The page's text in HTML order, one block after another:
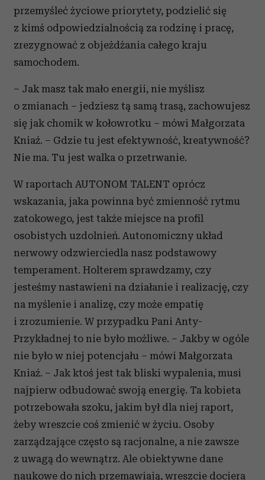
przemyśleć życiowe priorytety, podzielić się
z kimś odpowiedzialnością za rodzinę i pracę,
zrezygnować z objeżdżania całego kraju
samochodem.
– Jak masz tak mało energii, nie myślisz
o zmianach – jedziesz tą samą trasą, zachowujesz
się jak chomik w kołowrotku – mówi Małgorzata
Kniaź. – Gdzie tu jest efektywność, kreatywność?
Nie ma. Tu jest walka o przetrwanie.
W raportach AUTONOM TALENT oprócz
wskazania, jaka powinna być zmienność rytmu
zatokowego, jest także miejsce na profil
osobistych uzdolnień. Autonomiczny układ
nerwowy odzwierciedla nasz podstawowy
temperament. Holterem sprawdzamy, czy
jesteśmy nastawieni na działanie i realizację, czy
na myślenie i analizę, czy może empatię
i zrozumienie. W przypadku Pani Anty-
Przykładnej to nie było możliwe. – Jakby w ogóle
nie było w niej potencjału – mówi Małgorzata
Kniaź. – Jak ktoś jest tak bliski wypalenia, musi
najpierw odbudować swoją energię. Ta kobieta
potrzebowała szoku, jakim był dla niej raport,
żeby wreszcie coś zmienić w życiu. Osoby
zarządzające często są racjonalne, a nie zawsze
z uwagą do wewnątrz. Ale obiektywne dane
naukowe do nich przemawiają, wreszcie dociera